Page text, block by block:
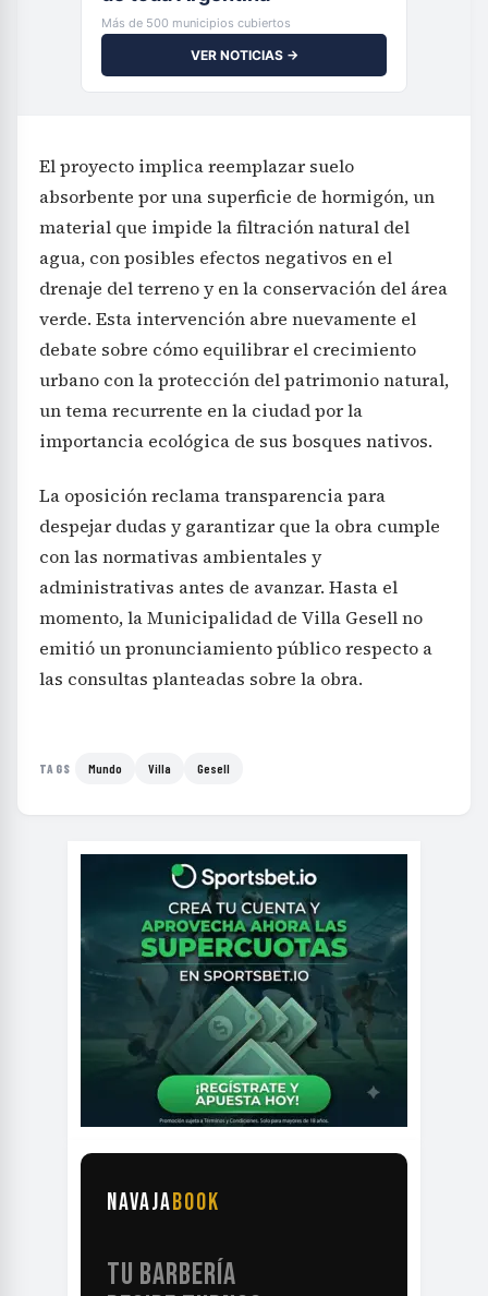
Más de 500 municipios cubiertos
VER NOTICIAS →
El proyecto implica reemplazar suelo
absorbente por una superficie de hormigón, un
material que impide la filtración natural del
agua, con posibles efectos negativos en el
drenaje del terreno y en la conservación del área
verde. Esta intervención abre nuevamente el
debate sobre cómo equilibrar el crecimiento
urbano con la protección del patrimonio natural,
un tema recurrente en la ciudad por la
importancia ecológica de sus bosques nativos.
La oposición reclama transparencia para
despejar dudas y garantizar que la obra cumple
con las normativas ambientales y
administrativas antes de avanzar. Hasta el
momento, la Municipalidad de Villa Gesell no
emitió un pronunciamiento público respecto a
las consultas planteadas sobre la obra.
TAGS Mundo Villa Gesell
NAVAJABOOK
TU BARBERÍA